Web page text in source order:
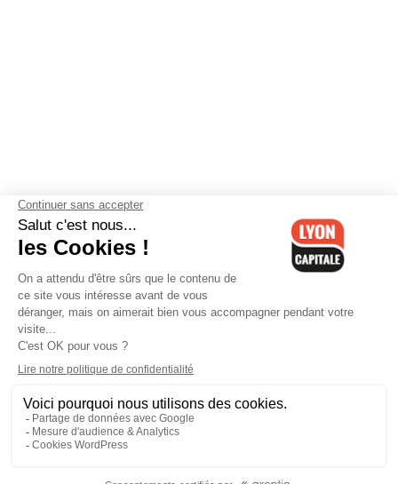
Contactez-nous-Mentions légales-CGV-Politique de
confidentialité-Gestion des cookies